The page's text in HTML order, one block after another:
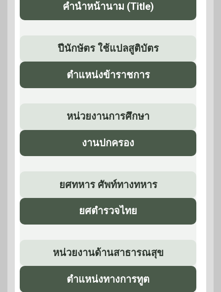
คำนำหน้านาม (Title)
ปีนักษัตร ใช้แปลสูติบัตร
ตำแหน่งข้าราชการ
หน่วยงานการศึกษา
งานปกครอง
ยศทหาร ศัพท์ทางทหาร
ยศตำรวจไทย
หน่วยงานด้านสาธารณสุข
ตำแหน่งทางการทูต